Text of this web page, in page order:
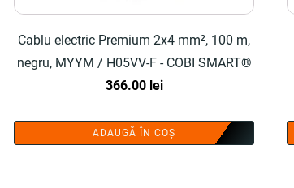
Cablu electric Premium 2x4 mm², 100 m,
negru, MYYM / H05VV-F - COBI SMART®
366.00 lei
ADAUGĂ ÎN COȘ